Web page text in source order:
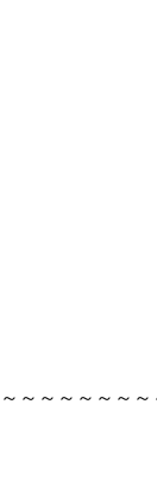
～～～～～～